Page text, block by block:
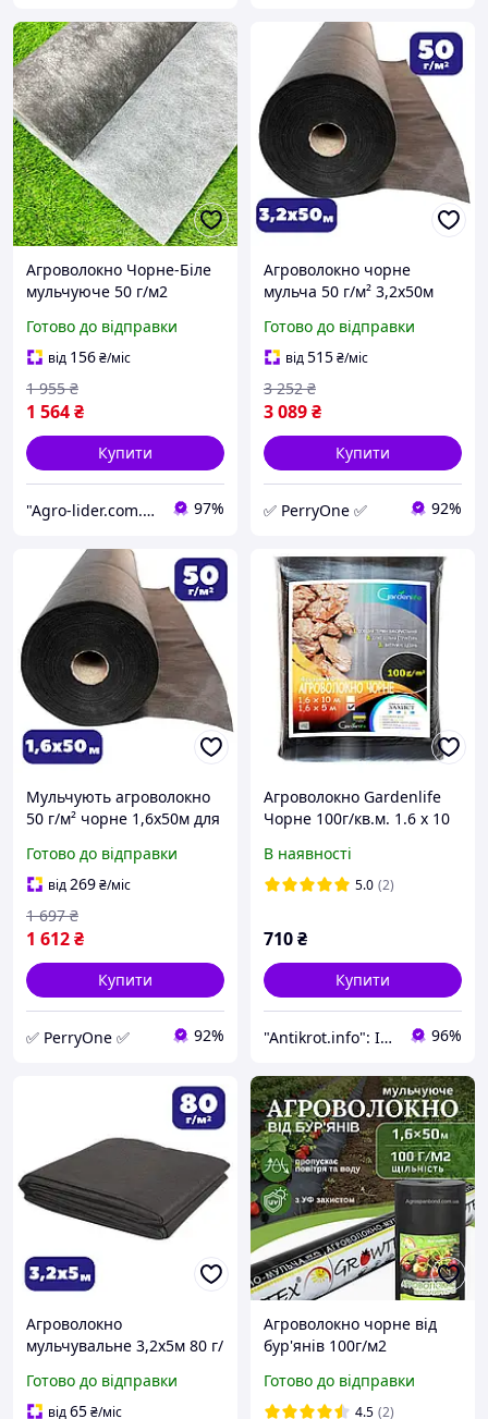
Агроволокно Чорне-Біле
мульчуюче 50 г/м2
Польща волокно для
посадки полуниці
Готово до відправки
від 156₴/міс
1 564₴
1 955 ₴
Купити
"Agro-lider.com.ua": Ваш провідник у світі садівництва та городництва! 97%
Агроволокно чорне
мульча 50 г/м² 3,2х50м
укриття ґрунту від
бурʼянів (br-AWB5032050)
AGN
Готово до відправки
від515₴/міс
3 089₴
3 252 ₴
Купити
✅ PerryOne ✅ 92%
Мульчують агроволокно
50 г/м² чорне 1,6х50м для
ґрунту від бурʼянів (br-
AWB5016050)
Готово до відправки
від269₴/міс
1 612₴
1 697 ₴
Купити
✅ PerryOne ✅ 92%
Агроволокно Gardenlife
Чорне 100г/кв.м. 1.6 х 10
клумби Волокно для
посадки полуниці
В наявності
5.0 (2)
710₴
Купити
"Antikrot.info": Інтернет-магазин садових матеріалів, інструментів і засобів догляду за ділянкою 96%
Агроволокно
мульчувальне 3,2х5м 80 г/
суниці, укриття ґрунту від
бурʼянів (br-AWB8032005)
Готово до відправки
від65₴/міс
Агроволокно чорне від
бур'янів 100г/м2
м* довжина 50 м
Готово до відправки
4.5 (2)